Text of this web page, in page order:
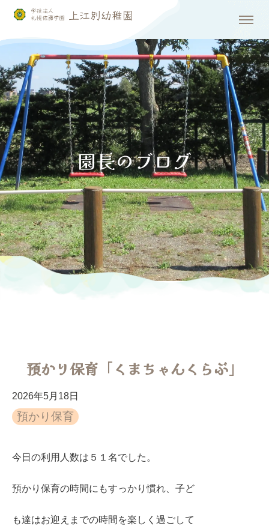
預かり保育「くまちゃんくらぶ」
2026年5月18日
預かり保育
今日の利用人数は５１名でした。
預かり保育の時間にもすっかり慣れ、子ど
も達はお迎えまでの時間を楽しく過ごして